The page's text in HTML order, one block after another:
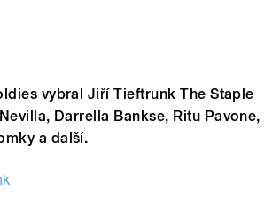
vybral Jiří Tieftrunk The Staple
Darrella Bankse, Ritu Pavone,
a další.